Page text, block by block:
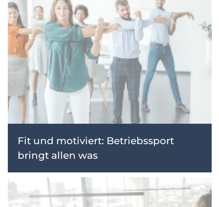
Fit und motiviert: Betriebssport
bringt allen was